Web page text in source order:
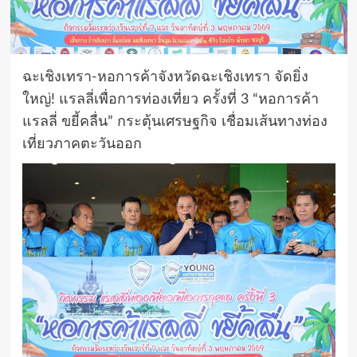
ฉะเชิงเทรา-หอการค้าจังหวัดฉะเชิงเทรา จัดยิ่ง
ใหญ่! แรลลี่เพื่อการท่องเที่ยว ครั้งที่ 3 “หอการค้า
แรลลี่ ขยี้คลื่น” กระตุ้นเศรษฐกิจ เชื่อมเส้นทางท่อง
เที่ยวภาคตะวันออก